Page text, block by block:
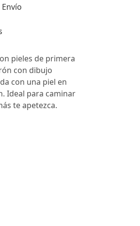
pieles de primera
con dibujo
con una piel en
Ideal para caminar
te apetezca.